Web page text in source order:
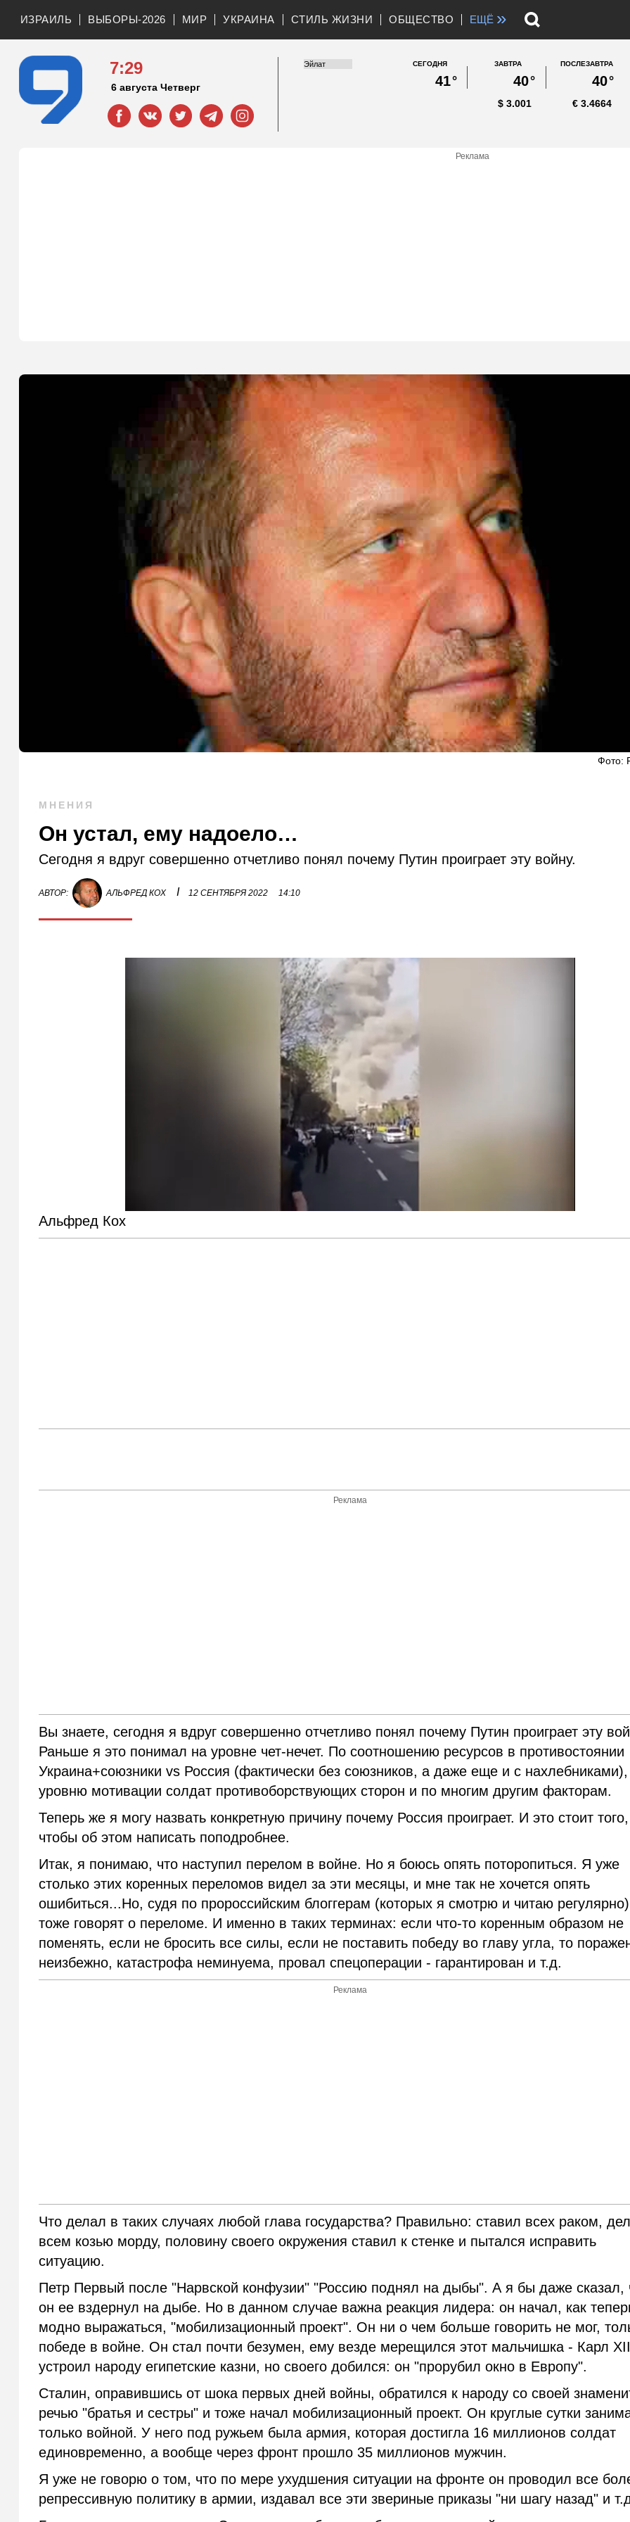
ИЗРАИЛЬ ВЫБОРЫ-2026 МИР УКРАИНА СТИЛЬ ЖИЗНИ ОБЩЕСТВО ЕЩЁ »
7:29
6 августа Четверг
СЕГОДНЯ
41°
ЗАВТРА
40°
ПОСЛЕЗАВТРА
40°
3.001
$ 3.4664
€
Реклама
Фото:
МНЕНИЯ
Он устал, ему надоело…
Сегодня я вдруг совершенно отчетливо понял почему Путин проиграет эту войну.
АВТОР: АЛЬФРЕД КОХ I 12 СЕНТЯБРЯ 2022 14:10
Альфред Кох
Реклама
Вы знаете, сегодня я вдруг совершенно отчетливо понял почему Путин проиграет эту
Раньше я это понимал на уровне чет-нечет. По соотношению ресурсов в противостоянии
Украина+союзники vs Россия (фактически без союзников, а даже еще и с
уровню мотивации солдат противоборствующих сторон и по многим другим факторам.
Теперь же я могу назвать конкретную причину почему Россия проиграет. И это стоит того,
чтобы об этом написать поподробнее.
Итак, я понимаю, что наступил перелом в войне. Но я боюсь опять поторопиться. Я уже
столько этих коренных переломов видел за эти месяцы, и мне так не хочется опять
ошибиться...Но, судя по пророссийским блоггерам (которых я смотрю и читаю
тоже говорят о переломе. И именно в таких терминах: если что-то коренным образом не
поменять, если не бросить все силы, если не поставить победу во главу угла, то
неизбежно, катастрофа неминуема, провал спецоперации - гарантирован и т.д.
Реклама
Что делал в таких случаях любой глава государства? Правильно: ставил всех раком,
всем козью морду, половину своего окружения ставил к стенке и пытался исправить
ситуацию.
Петр Первый после "Нарвской конфузии" "Россию поднял на дыбы". А я бы даже сказал,
он ее вздернул на дыбе. Но в данном случае важна реакция лидера: он начал, как
модно выражаться, "мобилизационный проект". Он ни о чем больше говорить не мог,
победе в войне. Он стал почти безумен, ему везде мерещился этот мальчишка - Карл
устроил народу египетские казни, но своего добился: он "прорубил окно в Европу".
Сталин, оправившись от шока первых дней войны, обратился к народу со своей
речью "братья и сестры" и тоже начал мобилизационный проект. Он круглые сутки
только войной. У него под ружьем была армия, которая достигла 16 миллионов солдат
единовременно, а вообще через фронт прошло 35 миллионов мужчин.
Я уже не говорю о том, что по мере ухудшения ситуации на фронте он проводил все
репрессивную политику в армии, издавал все эти звериные приказы "ни шагу назад" и